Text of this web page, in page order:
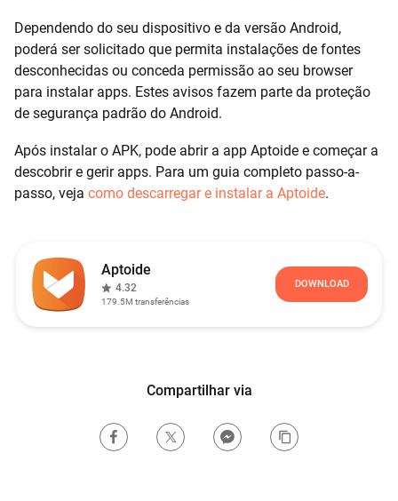
Dependendo do seu dispositivo e da versão Android,
poderá ser solicitado que permita instalações de fontes
desconhecidas ou conceda permissão ao seu browser
para instalar apps. Estes avisos fazem parte da proteção
de segurança padrão do Android.
Após instalar o APK, pode abrir a app Aptoide e começar a
descobrir e gerir apps. Para um guia completo passo-a-
passo, veja como descarregar e instalar a Aptoide.
Aptoide
4.32
179.5M transferências
DOWNLOAD
Compartilhar via